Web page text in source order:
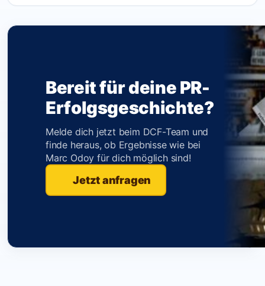
Bereit für deine PR-
Erfolgsgeschichte?
Melde dich jetzt beim DCF-Team und
finde heraus, ob Ergebnisse wie bei
Marc Odoy für dich möglich sind!
Jetzt anfragen